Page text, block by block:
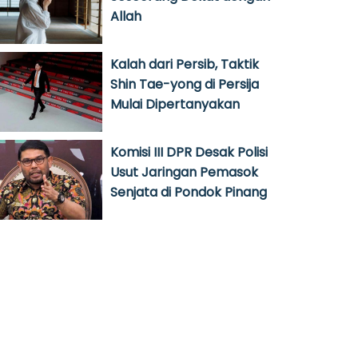
Allah
Kalah dari Persib, Taktik
Shin Tae-yong di Persija
Mulai Dipertanyakan
Komisi III DPR Desak Polisi
Usut Jaringan Pemasok
Senjata di Pondok Pinang